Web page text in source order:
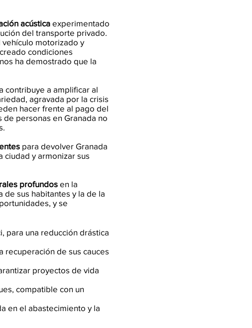
acústica experimentado
del transporte privado.
motorizado y
condiciones
ha demostrado que la
contribuye a amplificar al
agravada por la crisis
hacer frente al pago del
personas en Granada no
para devolver Granada
ciudad y armonizar sus
profundos en la
de sus habitantes y la de la
y se
para una reducción drástica
recuperación de sus cauces
proyectos de vida
compatible con un
en el abastecimiento y la